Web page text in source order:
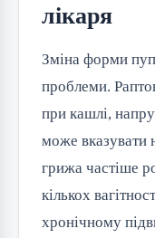
лікаря
Зміна форми
проблеми.
при кашлі,
може вказувати
грижа частіше
кількох
хронічному